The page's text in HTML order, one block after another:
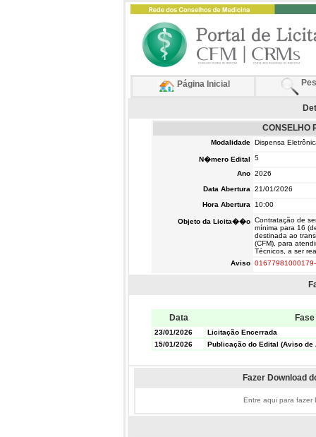
Página Inicial
CONSELHO
Modalidade Dispensa
N�mero Edital
5
Ano 2026
Data Abertura
21/01/2026
Hora Abertura
10:00
Objeto da Licita��o Contratação de
mínima para 16
destinada ao
(CFM), para
Técnicos, a ser
Aviso
Data Fase
23/01/2026
Licitação Encerrada
15/01/2026
Publicação do Edital (Aviso de
Fazer Download
Entre aqui para fazer